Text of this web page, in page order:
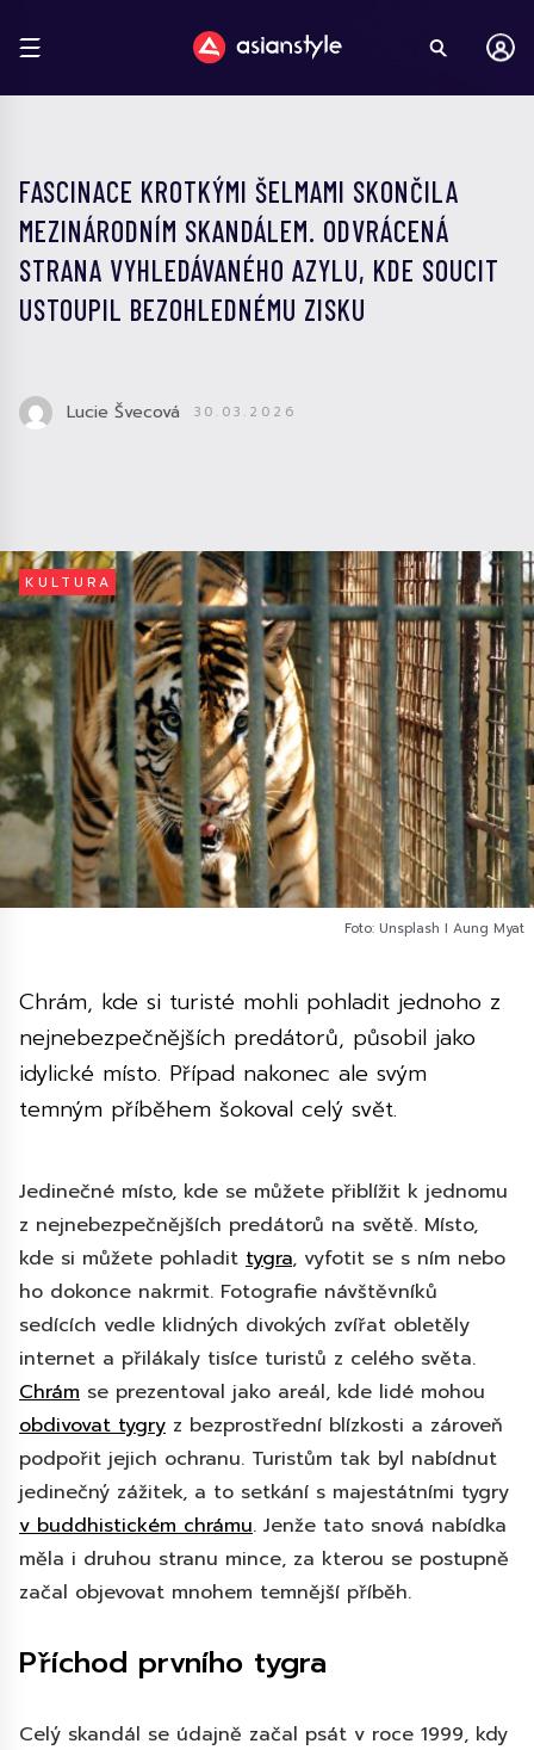
FASCINACE KROTKÝMI ŠELMAMI SKONČILA
MEZINÁRODNÍM SKANDÁLEM. ODVRÁCENÁ
STRANA VYHLEDÁVANÉHO AZYLU, KDE SOUCIT
USTOUPIL BEZOHLEDNÉMU ZISKU
Lucie Švecová 30.03.2026
KULTURA
Foto: Unsplash I Aung Myat
Chrám, kde si turisté mohli pohladit jednoho z
nejnebezpečnějších predátorů, působil jako
idylické místo. Případ nakonec ale svým
temným příběhem šokoval celý svět.
Jedinečné místo, kde se můžete přiblížit k jednomu
z nejnebezpečnějších predátorů na světě. Místo,
kde si můžete pohladit tygra, vyfotit se s ním nebo
ho dokonce nakrmit. Fotografie návštěvníků
sedících vedle klidných divokých zvířat obletěly
internet a přilákaly tisíce turistů z celého světa.
Chrám se prezentoval jako areál, kde lidé mohou
obdivovat tygry z bezprostřední blízkosti a zároveň
podpořit jejich ochranu. Turistům tak byl nabídnut
jedinečný zážitek, a to setkání s majestátními tygry
v buddhistickém chrámu. Jenže tato snová nabídka
měla i druhou stranu mince, za kterou se postupně
začal objevovat mnohem temnější příběh.
Příchod prvního tygra
Celý skandál se údajně začal psát v roce 1999, kdy